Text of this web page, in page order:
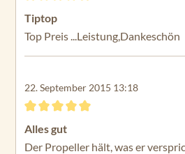
ax
50
ra
M
ax
Bewertung mit 5 von 5 Sternen
Tiptop
Top Preis ...Leistung,Dankeschön
22. September 2015 13:18
Bewertung mit 5 von 5 Sternen
Alles gut
Der Propeller hält, was er